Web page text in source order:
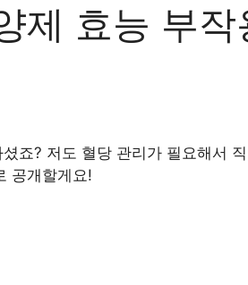
제 효능 부작
죠? 저도 혈당 관리가 필요해서
공개할게요!